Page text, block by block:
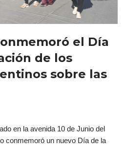
el Día
de los
sobre las
en la avenida 10 de Junio del
conmemoró un nuevo Día de la